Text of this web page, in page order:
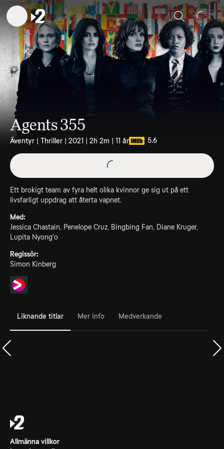
Sök
Agents 355
Äventyr | Thriller | 2021 | 2h 2m | 11 år 5.6
Ett brokigt team av fyra helt olika kvinnor ge sig ut på ett
livsfarligt uppdrag att återta vapnet.
Med:
Jessica Chastain, Penelope Cruz, Bingbing Fan, Diane Kruger,
Lupita Nyong'o
Regissör:
Simon Kinberg
Liknande titlar Mer info Medverkande
Allmänna villkor